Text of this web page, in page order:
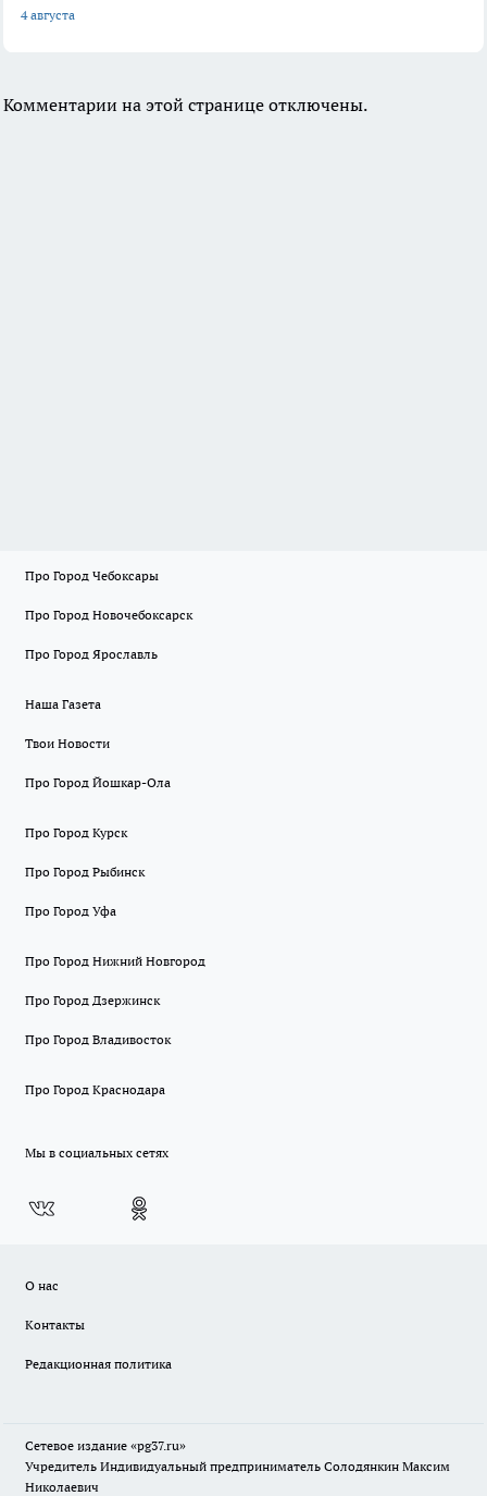
4 августа
Комментарии на этой странице отключены.
Про Город Чебоксары
Про Город Новочебоксарск
Про Город Ярославль
Наша Газета
Твои Новости
Про Город Йошкар-Ола
Про Город Курск
Про Город Рыбинск
Про Город Уфа
Про Город Нижний Новгород
Про Город Дзержинск
Про Город Владивосток
Про Город Краснодара
Мы в социальных сетях
О нас
Контакты
Редакционная политика
Сетевое издание «pg37.ru»
Учредитель Индивидуальный предприниматель Солодянкин Максим
Николаевич